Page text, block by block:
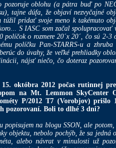
pozoruje oblohu (a pátra buď po
tajne dúfa, že objaví nezvyčajné
túžil pridať svoje meno k takémuto
S IASC som začal
políčok o rozmere 20´x 20´, čo sú 2-
políčku Pan-STARRS-u a
do úvahy, že veľké prehliadky
nájsť niečo, čo doteraz
októbra 2012 počas rutinnej
na Mt. Lemmon SkyCenter
P/2012 T7 (Vorobjov)
pozorovaní. Boli to dlhé 3 dni?
popisujem na blogu SSON, ale
objektu, nebolo pochýb, že sa
alebo návrat v minulosti už